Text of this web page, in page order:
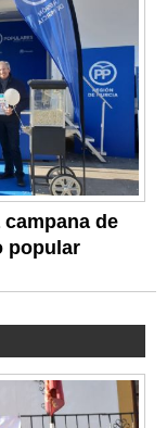
de
popular